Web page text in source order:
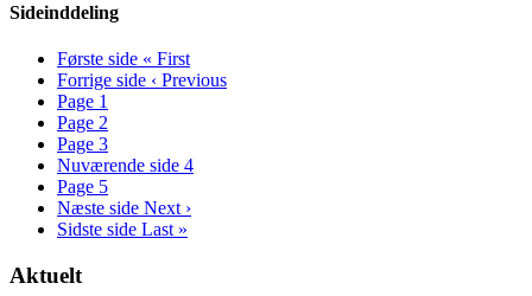
Sideinddeling
Første side « First
Forrige side ‹ Previous
Page 1
Page 2
Page 3
Nuværende side 4
Page 5
Næste side Next ›
Sidste side Last »
Aktuelt